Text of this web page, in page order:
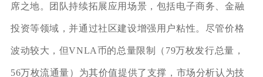
席之地。团队持续拓展应用场景，包括电子商务、金融
投资等领域，并通过社区建设增强用户粘性。尽管价格
波动较大，但VNLA币的总量限制（79万枚发行总量，
56万枚流通量）为其价值提供了支撑，市场分析认为技